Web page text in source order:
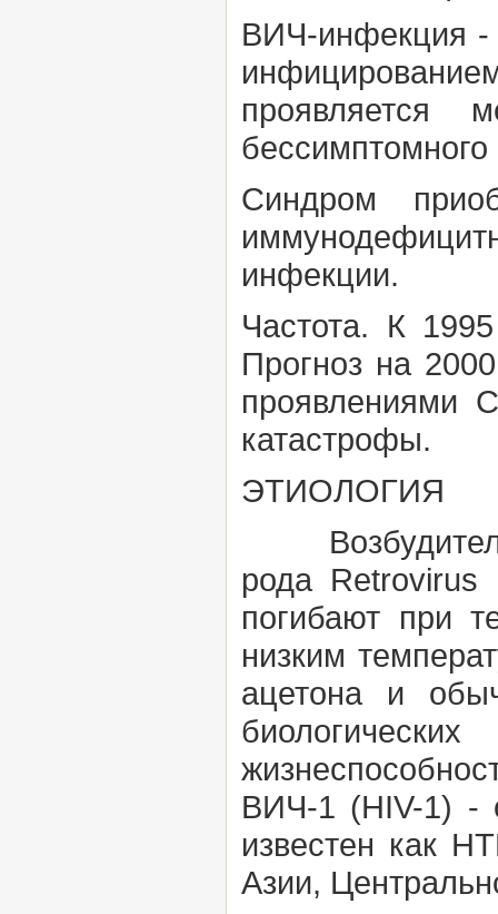
ВИЧ-инфекция -
проявляется
Синдром
инфекции.
Частота. К
Прогноз на
проявлениями
катастрофы.
ЭТИОЛОГИЯ
рода Retrovirus
погибают при
низким
ацетона и
ВИЧ-1 (HIV-1) -
известен как
Азии,